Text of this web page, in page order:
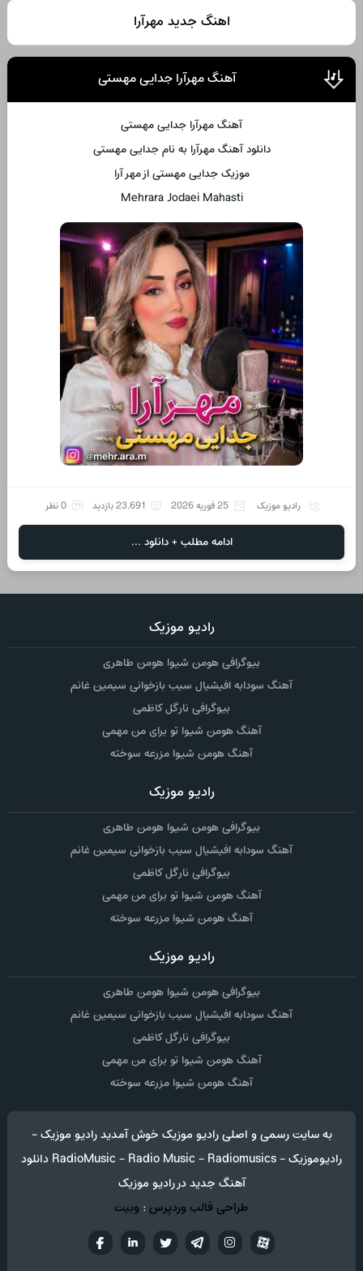
اهنگ جدید مهرآرا
آهنگ مهرآرا جدایی مهستی
آهنگ مهرآرا جدایی مهستی
دانلود آهنگ مهرآرا به نام جدایی مهستی
موزیک جدایی مهستی از مهر آرا
Mehrara Jodaei Mahasti
رادیو موزیک 25 فوریه 2026 23,691 بازدید 0 نظر
ادامه مطلب + دانلود ...
رادیو موزیک
بیوگرافی هومن شیوا هومن طاهری
آهنگ سودابه افیشیال سیب بازخوانی سیمین غانم
بیوگرافی نارگل کاظمی
آهنگ هومن شیوا تو برای من مهمی
آهنگ هومن شیوا مزرعه سوخته
رادیو موزیک
بیوگرافی هومن شیوا هومن طاهری
آهنگ سودابه افیشیال سیب بازخوانی سیمین غانم
بیوگرافی نارگل کاظمی
آهنگ هومن شیوا تو برای من مهمی
آهنگ هومن شیوا مزرعه سوخته
رادیو موزیک
بیوگرافی هومن شیوا هومن طاهری
آهنگ سودابه افیشیال سیب بازخوانی سیمین غانم
بیوگرافی نارگل کاظمی
آهنگ هومن شیوا تو برای من مهمی
آهنگ هومن شیوا مزرعه سوخته
به سایت رسمی و اصلی رادیو موزیک خوش آمدید رادیو موزیک -
رادیوموزیک - RadioMusic - Radio Music - Radiomusics دانلود
آهنگ جدید در رادیو موزیک
طراحی قالب وردپرس: وبیت
تويترتلگراماینستاگرام آپارات